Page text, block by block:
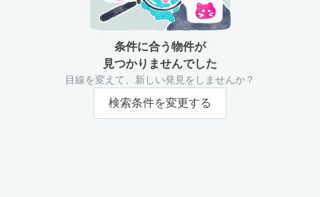
条件に合う物件が
見つかりませんでした
目線を変えて、新しい発見をしませんか？
検索条件を変更する